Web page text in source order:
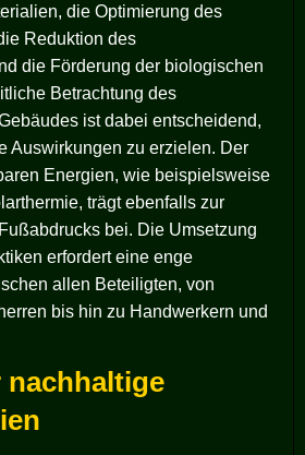
die Optimierung des
Reduktion des
die Förderung der biologischen
Betrachtung des
ist dabei entscheidend,
Auswirkungen zu erzielen. Der
Energien, wie beispielsweise
trägt ebenfalls zur
bei. Die Umsetzung
erfordert eine enge
allen Beteiligten, von
bis hin zu Handwerkern und